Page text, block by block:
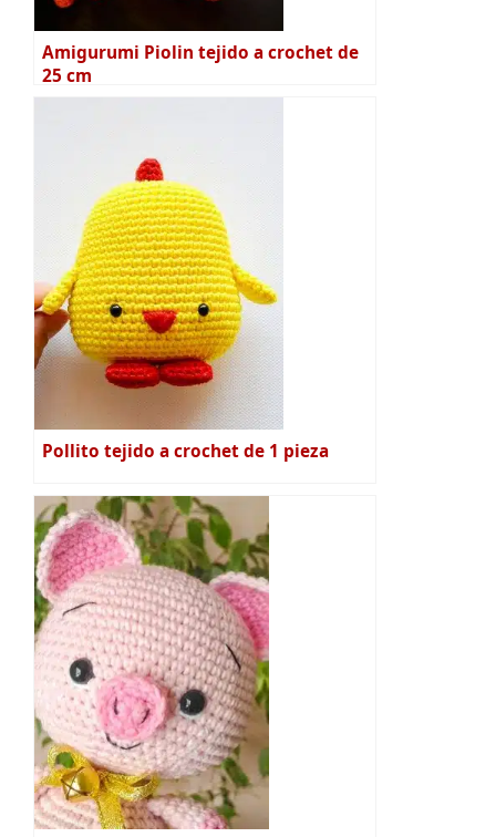
Amigurumi Piolin tejido a crochet de
25 cm
Pollito tejido a crochet de 1 pieza